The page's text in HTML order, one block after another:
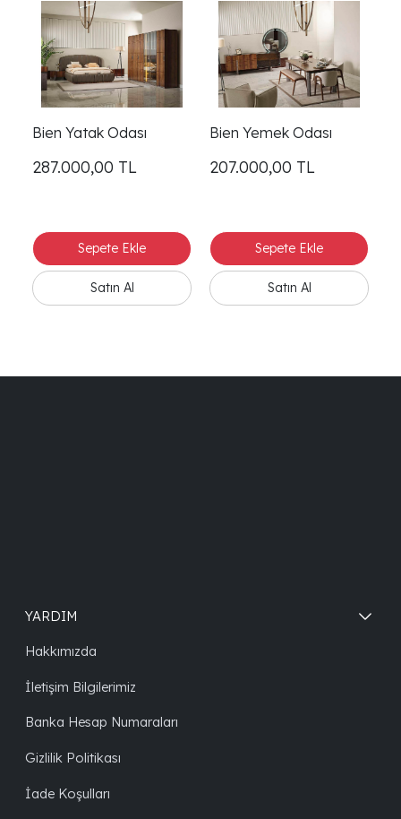
Bien Yatak Odası
287.000,00 TL
Bien Yemek Odası
207.000,00 TL
YARDIM
Hakkımızda
İletişim Bilgilerimiz
Banka Hesap Numaraları
Gizlilik Politikası
İade Koşulları